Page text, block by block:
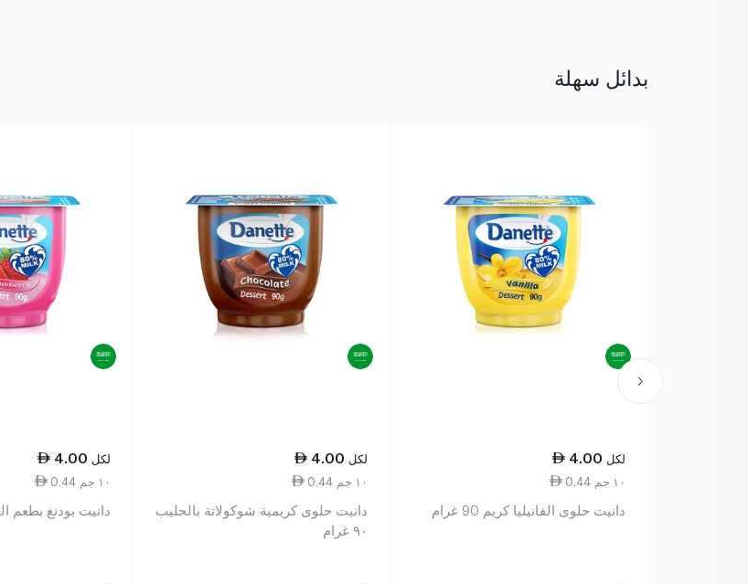
بدائل سهلة
4.00 لكل
0.44 ١٠ جم
دانيت حلوى الفانيليا كريم 90 غرام
4.00 لكل
0.44 ١٠ جم
دانيت حلوى كريمية شوكولاتة بالحليب
٩٠ غرام
4.00 لكل
0.44 ١٠ جم
دانيت بودنغ بطعم